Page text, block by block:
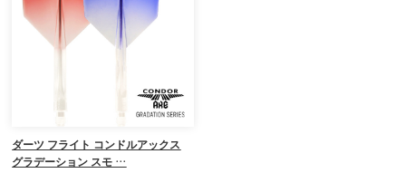
ダーツ フライト コンドルアックス
グラデーション スモ …